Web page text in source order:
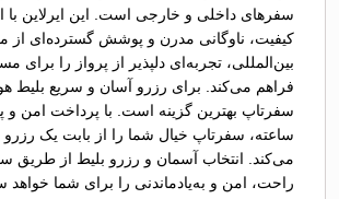
سفرهای داخلی و خارجی است. این ایرلاین با
کیفیت، ناوگانی مدرن و پوشش گسترده‌‌ای از
بین‌المللی، تجربه‌ای دلپذیر از پرواز را برای
فراهم می‌کند. برای رزرو آسان و سریع بلیط
ساعته، سفرتاپ خیال شما را از بابت یک
می‌کند. انتخاب آسمان و رزرو بلیط از طریق
راحت، امن و به‌یادماندنی را برای شما خواهد